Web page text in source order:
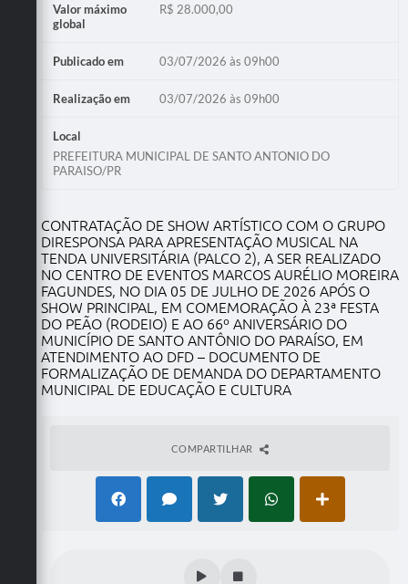
Valor máximo
global
R$ 28.000,00
Publicado em 03/07/2026 às 09h00
Realização em 03/07/2026 às 09h00
Local
PREFEITURA MUNICIPAL DE SANTO ANTONIO DO
PARAISO/PR
CONTRATAÇÃO DE SHOW ARTÍSTICO COM O GRUPO
DIRESPONSA PARA APRESENTAÇÃO MUSICAL NA
TENDA UNIVERSITÁRIA (PALCO 2), A SER REALIZADO
NO CENTRO DE EVENTOS MARCOS AURÉLIO MOREIRA
FAGUNDES, NO DIA 05 DE JULHO DE 2026 APÓS O
SHOW PRINCIPAL, EM COMEMORAÇÃO À 23ª FESTA
DO PEÃO (RODEIO) E AO 66º ANIVERSÁRIO DO
MUNICÍPIO DE SANTO ANTÔNIO DO PARAÍSO, EM
ATENDIMENTO AO DFD – DOCUMENTO DE
FORMALIZAÇÃO DE DEMANDA DO DEPARTAMENTO
MUNICIPAL DE EDUCAÇÃO E CULTURA
COMPARTILHAR